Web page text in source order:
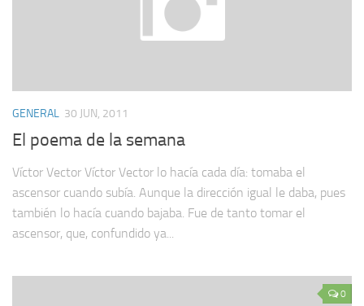
GENERAL 30 JUN, 2011
El poema de la semana
Víctor Vector Víctor Vector lo hacía cada día: tomaba el
ascensor cuando subía. Aunque la dirección igual le daba, pues
también lo hacía cuando bajaba. Fue de tanto tomar el
ascensor, que, confundido ya...
0